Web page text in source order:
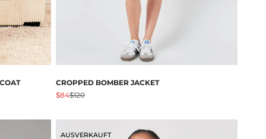
CROPPED BOMBER JACKET
Angebot
$84Regulärer Preis
$120
AUSVERKAUFT